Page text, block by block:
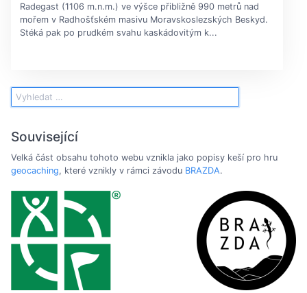
Radegast (1106 m.n.m.) ve výšce přibližně 990 metrů nad
mořem v Radhošťském masivu Moravskoslezských Beskyd.
Stéká pak po prudkém svahu kaskádovitým k...
Související
Velká část obsahu tohoto webu vznikla jako popisy keší pro hru
geocaching, které vznikly v rámci závodu BRAZDA.